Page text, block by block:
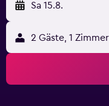
Sa 15.8.
2 Gäste, 1 Zimmer